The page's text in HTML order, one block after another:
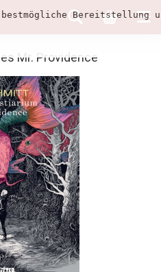
bestmögliche
Mr. Providence